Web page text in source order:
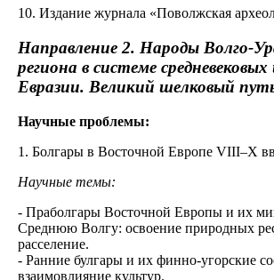
10. Издание журнала «Поволжская
Направление 2. Народы Волго-
региона в системе
Евразии. Великий шелковый
Научные проблемы:
1. Болгары в Восточной Европе VIII–X
Научные темы:
- Праболгары Восточной Европы и их
Среднюю Волгу: освоение природных
расселение.
- Ранние булгары и их финно-угорские
взаимовлияние культур.